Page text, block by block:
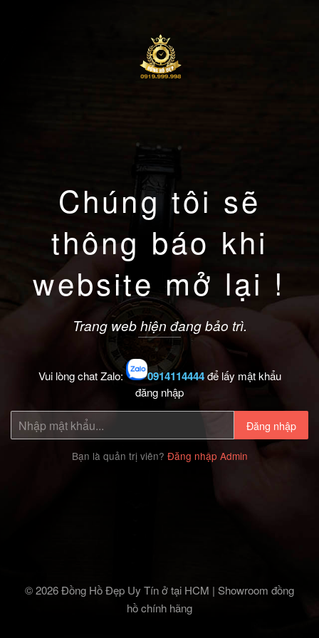
Chúng tôi sẽ
thông báo khi
website mở lại !
Trang web hiện đang bảo trì.
Vui lòng chat Zalo: 0914114444để lấy mật khẩu
đăng nhập
Đăng nhập
Bạn là quản trị viên? Đăng nhập Admin
© 2026 Đồng Hồ Đẹp Uy Tín ở tại HCM | Showroom đồng
hồ chính hãng‎